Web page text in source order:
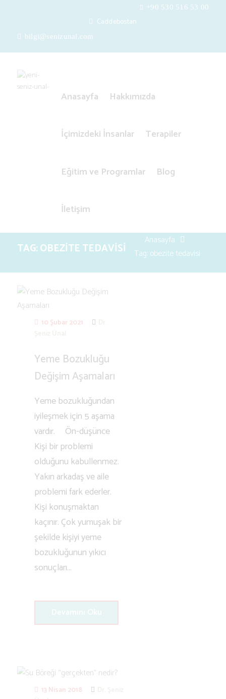
+90 530 516 53 00
Caddebostan
bilgi@senizunal.com
Anasayfa Hakkımızda
İçimizdeki İnsanlar Terapiler
Eğitim ve Programlar Blog
İletişim
g
i
TAG: OBEZITE TEDAVISI
Anasayfa
Tag: obezite tedavisi
10 Şubar 2021
Yeme Bozukluğu
Değişim Aşamaları
Yeme bozukluğundan
iyileşmek için 5 aşama
vardır. Ön-düşünce
Kişi bir problemi
olduğunu kabullenmez.
Yakın arkadaş ve aile
problemi fark ederler.
Kişi konuşmaktan
kaçınır. Çok yumuşak bir
şekilde kişiyi yeme
bozukluğunun yıkıcı
sonuçları...
13 Nisan 2018